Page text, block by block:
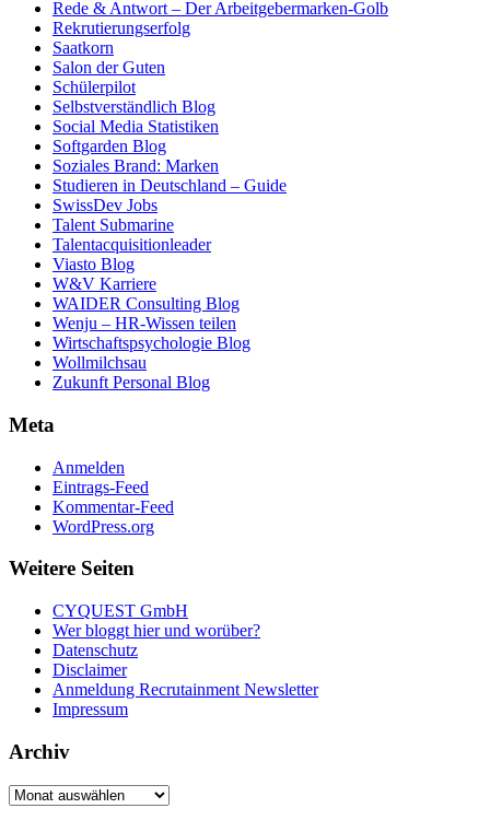
Rede & Antwort – Der Arbeitgebermarken-Golb
Rekrutierungserfolg
Saatkorn
Salon der Guten
Schülerpilot
Selbstverständlich Blog
Social Media Statistiken
Softgarden Blog
Soziales Brand: Marken
Studieren in Deutschland – Guide
SwissDev Jobs
Talent Submarine
Talentacquisitionleader
Viasto Blog
W&V Karriere
WAIDER Consulting Blog
Wenju – HR-Wissen teilen
Wirtschaftspsychologie Blog
Wollmilchsau
Zukunft Personal Blog
Meta
Anmelden
Eintrags-Feed
Kommentar-Feed
WordPress.org
Weitere Seiten
CYQUEST GmbH
Wer bloggt hier und worüber?
Datenschutz
Disclaimer
Anmeldung Recrutainment Newsletter
Impressum
Archiv
Archiv